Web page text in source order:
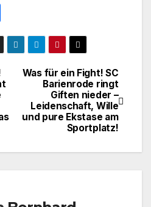
ei
le
Was für ein Fight! SC
Barienrode ringt
Giften nieder –
Leidenschaft, Wille
und pure Ekstase am
Sportplatz!